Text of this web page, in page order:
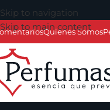
Skip to navigation
Skip to main content
Quiénes Somos